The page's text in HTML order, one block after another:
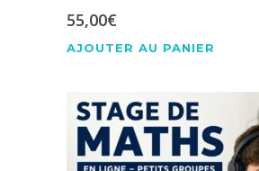
55,00€
AJOUTER AU PANIER